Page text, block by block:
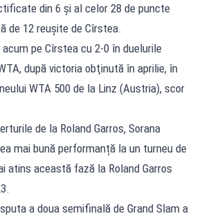
din 6 şi al celor 28 de puncte
de 12 reuşite de Cîrstea.
pe Cîrstea cu 2-0 în duelurile
după victoria obţinută în aprilie, în
WTA 500 de la Linz (Austria), scor
de la Roland Garros, Sorana
mai bună performanță la un turneu de
atins această fază la Roland Garros
a doua semifinală de Grand Slam a